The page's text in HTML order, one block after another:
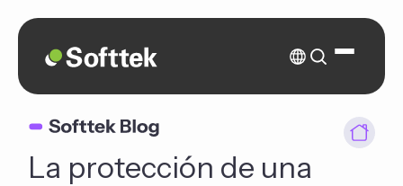
La protección de una